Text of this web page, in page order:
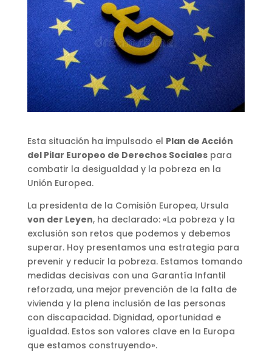
Esta situación ha impulsado el Plan de Acción
del Pilar Europeo de Derechos Socialespara
combatir la desigualdad y la pobreza en la
Unión Europea.
La presidenta de la Comisión Europea, Ursula
von der Leyen, ha declarado: «La pobreza y la
exclusión son retos que podemos y debemos
superar. Hoy presentamos una estrategia para
prevenir y reducir la pobreza. Estamos tomando
medidas decisivas con una Garantía Infantil
reforzada, una mejor prevención de la falta de
vivienda y la plena inclusión de las personas
con discapacidad. Dignidad, oportunidad e
igualdad. Estos son valores clave en la Europa
que estamos construyendo».